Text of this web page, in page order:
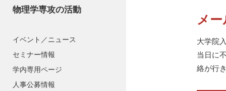
メ
大学院
当日に
絡が行
物理学専攻の活動
イベント／ニュース
セミナー情報
学内専用ページ
人事公募情報